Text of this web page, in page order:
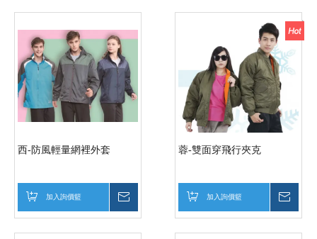
西-防風輕量網裡外套
加入詢價籃
蓉-雙面穿飛行夾克
加入詢價籃